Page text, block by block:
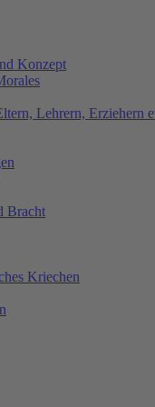
Konzept
Lehrern, Erziehern
Bracht
Kriechen